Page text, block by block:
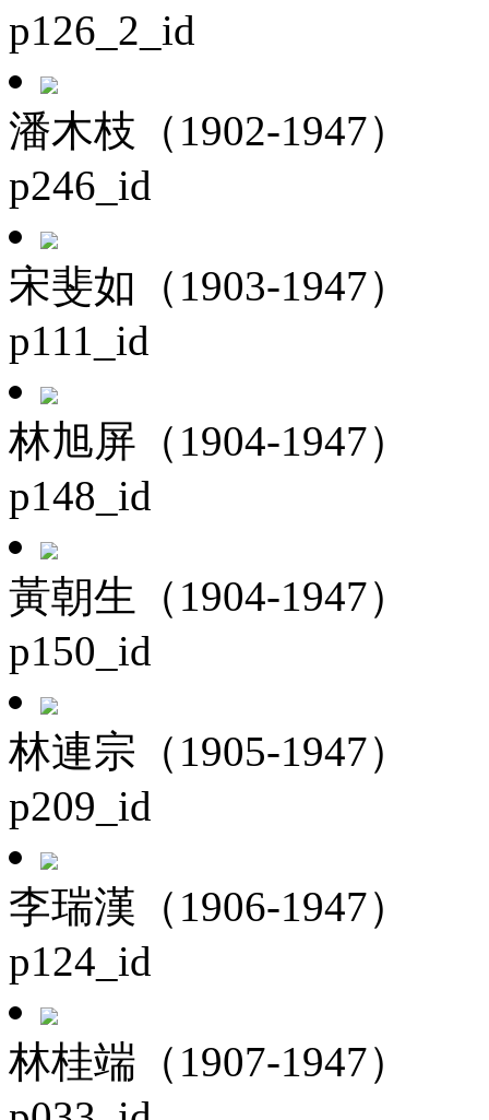
p126_2_id
潘木枝（1902-1947）
p246_id
宋斐如（1903-1947）
p111_id
林旭屏（1904-1947）
p148_id
黃朝生（1904-1947）
p150_id
林連宗（1905-1947）
p209_id
李瑞漢（1906-1947）
p124_id
林桂端（1907-1947）